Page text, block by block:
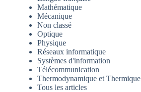
Mathématique
Mécanique
Non classé
Optique
Physique
Réseaux informatique
Systèmes d'information
Télécommunication
Thermodynamique et Thermique
Tous les articles